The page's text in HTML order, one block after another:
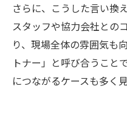
さらに、こうした言い換
スタッフや協力会社との
り、現場全体の雰囲気も
トナー」と呼び合うこと
につながるケースも多く